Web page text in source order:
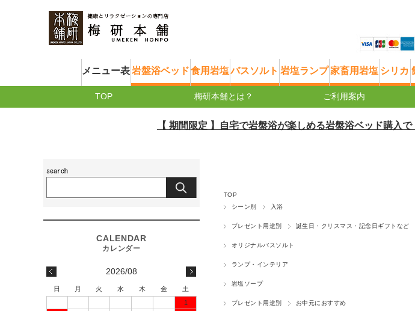
メニュー表岩盤浴ベッド食用岩塩バスソルト 岩塩ランプ 家畜用岩塩 シリカ
TOP 梅研本舗とは？ ご利用案内
【 期間限定 】自宅で岩盤浴が楽しめる岩盤浴ベッド購入で 『
TOP
シーン別
入浴
プレゼント用途別 誕生日・クリスマス・記念日ギフトなど
オリジナルバスソルト
ランプ・インテリア
岩塩ソープ
プレゼント用途別 お中元におすすめ
2026/08
日 月 火 水 木 金
土
1